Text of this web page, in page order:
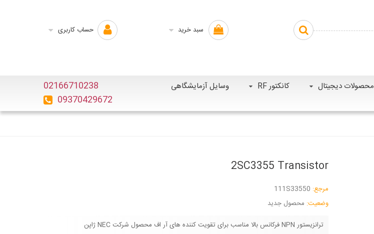
حساب کاربری سبد خرید
محصولات دیجیتال کانکتور RF وسایل آزمایشگاهی
02166710238
09370429672
2SC3355 Transistor
مرجع: 111S33550
وضعیت: محصول جدید
ترانزیستور NPN فرکانس بالا مناسب برای تقویت کننده های آر اف محصول شرکت NEC ژاپن